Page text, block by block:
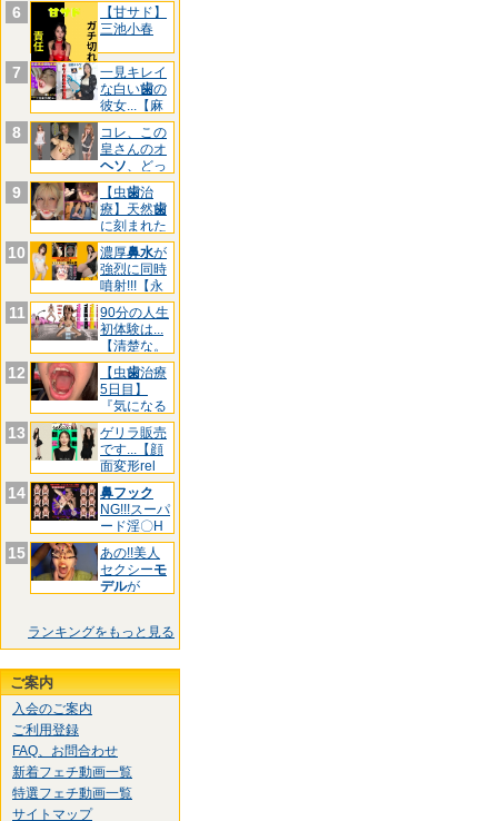
6
【甘サド】
三池小春
7
一見キレイ
な白い歯の
彼女...【麻
酔
8
コレ、この
皇さんのオ
ヘソ、どっ
ちです
9 【虫歯治
療】天然歯
に刻まれた
黒印‼ゆ
10 濃厚鼻水が
強烈に同時
噴射!!!【永
久
11
90分の人生
初体験は...
【清楚な。
12 【虫歯治療
5日目】
『気になる
前歯3箇
13
ゲリラ販売
です...【顔
面変形rel
14
鼻フック
NG!!!スーパ
ード淫〇H
お
15
あの!!美人
セクシーモ
デルが
ランキングをもっと見る
ご案内
入会のご案内
ご利用登録
FAQ、お問合わせ
新着フェチ動画一覧
特選フェチ動画一覧
サイトマップ